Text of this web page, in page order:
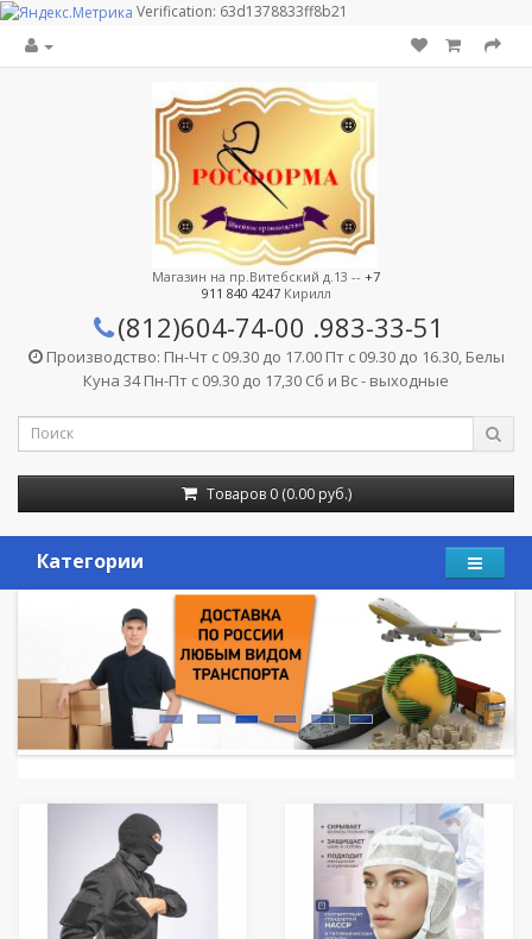
Verification: 63d1378833ff8b21
Магазин на пр.Витебский д.13 -- +7
911 840 4247Кирилл
(812)604-74-00 .983-33-51
Производство: Пн-Чт с 09.30 до 17.00 Пт с 09.30 до 16.30, Белы
Куна 34 Пн-Пт с 09.30 до 17,30 Сб и Вс - выходные
Товаров 0 (0.00 руб.)
Категории